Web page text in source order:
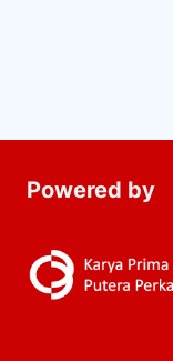
Powered by